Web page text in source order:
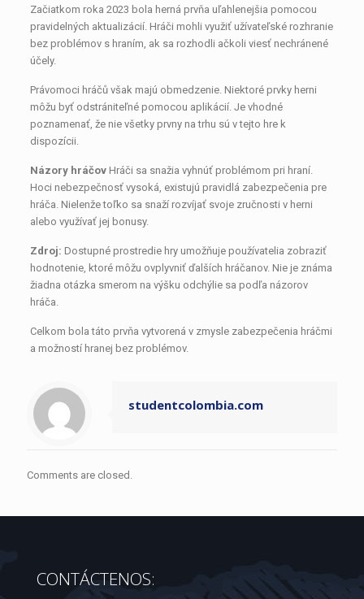
Začiatkom roka 2023 bola herná prvňa uľahlenejšia pomocou
pravidelných aktualizácií. Hráči mohli využiť užívateľské rozhranie
bez problémov s hraním, ak sa rozhodli ačkoli viesť nechránené
účely.
Právomoci hráčů však majú obmedzenie. Niektoré prvky herni
môžu byť odstrániteľné pomocou aplikácií. Je vhodné
poznamenať, že nie všetky prvny na trhu sú v tejto hre k
dispozícii.
Názory hráčov Hráči sa snažia vyhnúť problémom pri hraní.
Hoci nebezpečnosť vysoká, existujú pravidlá zabezpečenia pre
hráča. Nielenže toľko sa snaží rozvíjať svoje zručnosti v herni
alebo využívať jej bonusy.
Zdroj: Dostupné prostredie hry umožňuje používatelia zobraziť
hodnotenie, ktoré môžu ovplyvniť ďalších hráčanov. Nie je známa
žiadna otázka smerom na výšku odchýlie sa podľa názorov
hráča.
Celkom bola táto prvňa vytvorená v zmysle zabezpečenia hráčmi
a možností hranej bez problémov.
studentcolombia.com
Comments are closed.
CONTÁCTENOS: